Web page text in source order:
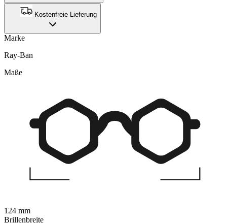
Kostenfreie Lieferung
Marke
Ray-Ban
Maße
124 mm
Brillenbreite